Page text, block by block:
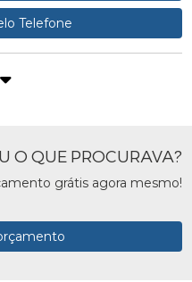
Telefone
O QUE PROCURAVA?
grátis agora mesmo!